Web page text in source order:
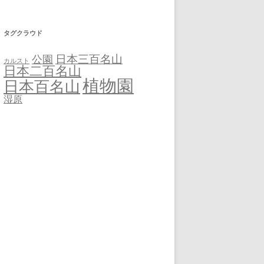
タグクラウド
カルスト 公園 日本三百名山
日本二百名山
日本百名山 植物園
湿原